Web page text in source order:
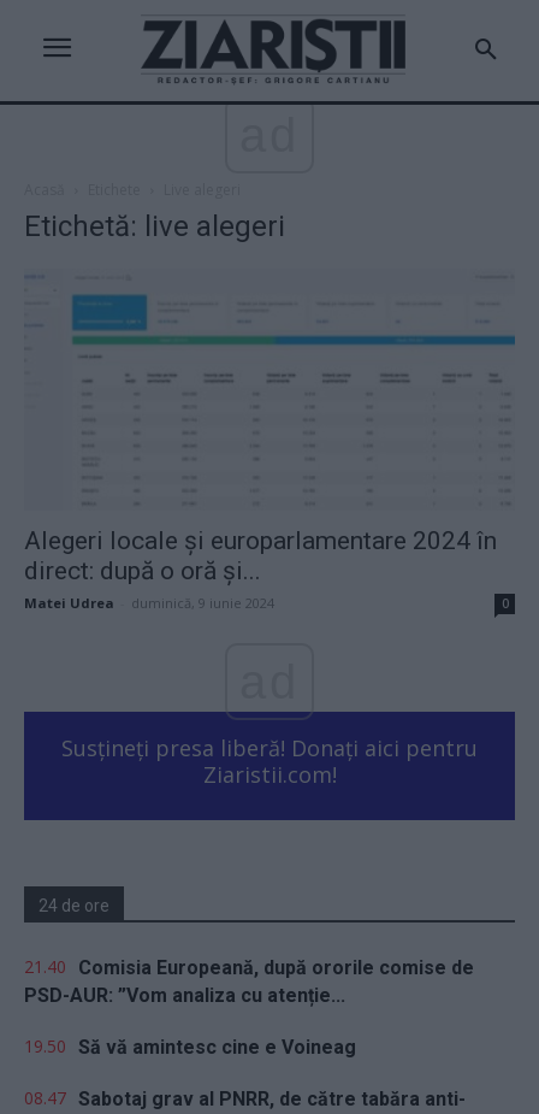
Etichetă: live alegeri
Alegeri locale și europarlamentare 2024 în
direct: după o oră și...
Matei Udrea duminică, 9 iunie 2024 0
Susțineți presa liberă! Donați aici pentru
Ziaristii.com!
24 de ore
21.40
Comisia Europeană, după ororile comise de
PSD-AUR: ”Vom analiza cu atenție...
19.50 Să vă amintesc cine e Voineag
08.47 Sabotaj grav al PNRR, de către tabăra anti-